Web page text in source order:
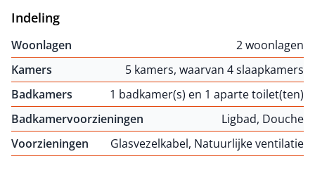
Indeling
Woonlagen
2 woonlagen
Kamers
5 kamers, waarvan 4 slaapkamers
Badkamers
1 badkamer(s) en 1 aparte toilet(ten)
Badkamervoorzieningen
Ligbad, Douche
Voorzieningen
Glasvezelkabel, Natuurlijke ventilatie